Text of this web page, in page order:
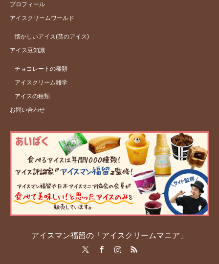
プロフィール
アイスクリームワールド
懐かしいアイス(昔のアイス)
アイス豆知識
チョコレートの種類
アイスクリーム雑学
アイスの種類
お問い合わせ
アイスマン福留の「アイスクリームマニア」
RSS